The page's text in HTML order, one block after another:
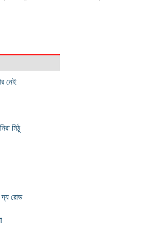
নেই
মিঠু
দ্য রোড